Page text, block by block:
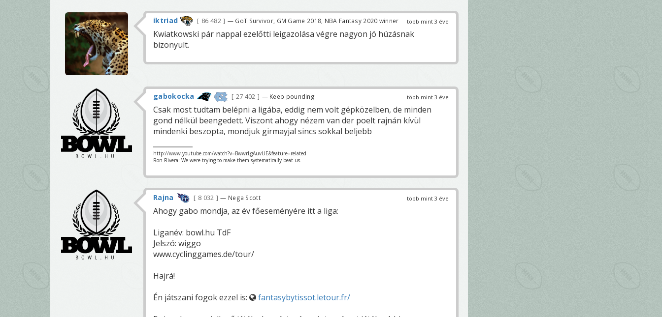
több mint 3 éve
iktriad 86 482 — GoT Survivor, GM Game 2018, NBA Fantasy 2020 winner
Kwiatkowski pár nappal ezelőtti leigazolása végre nagyon jó húzásnak
bizonyult.
több mint 3 éve
gabokocka 27 402 — Keep pounding
Csak most tudtam belépni a ligába, eddig nem volt gépközelben, de minden
gond nélkül beengedett. Viszont ahogy nézem van der poelt rajnán kívül
mindenki beszopta, mondjuk girmayjal sincs sokkal beljebb
http://www.youtube.com/watch?v=BwwrLgAuvUE&feature=related
Ron Rivera: We were trying to make them systematically beat us.
több mint 3 éve
Rajna 8 032 — Nega Scott
Ahogy gabo mondja, az év főeseményére itt a liga:
Liganév: bowl.hu TdF
Jelszó: wiggo
www.cyclinggames.de/tour/
Hajrá!
Én játszani fogok ezzel is:
fantasybytissot.letour.fr/